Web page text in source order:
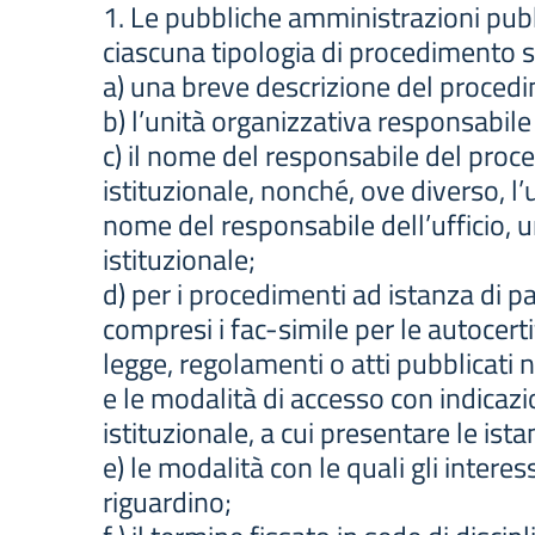
1. Le pubbliche amministrazioni
ciascuna tipologia di procedimento
a) una breve descrizione del
b) l’unità organizzativa
c) il nome del responsabile del
istituzionale, nonché, ove diverso,
nome del responsabile dell’ufficio,
istituzionale;
d) per i procedimenti ad istanza di
compresi i fac-simile per le
legge, regolamenti o atti pubblicati
e le modalità di accesso con
istituzionale, a cui presentare le
e) le modalità con le quali gli
riguardino;